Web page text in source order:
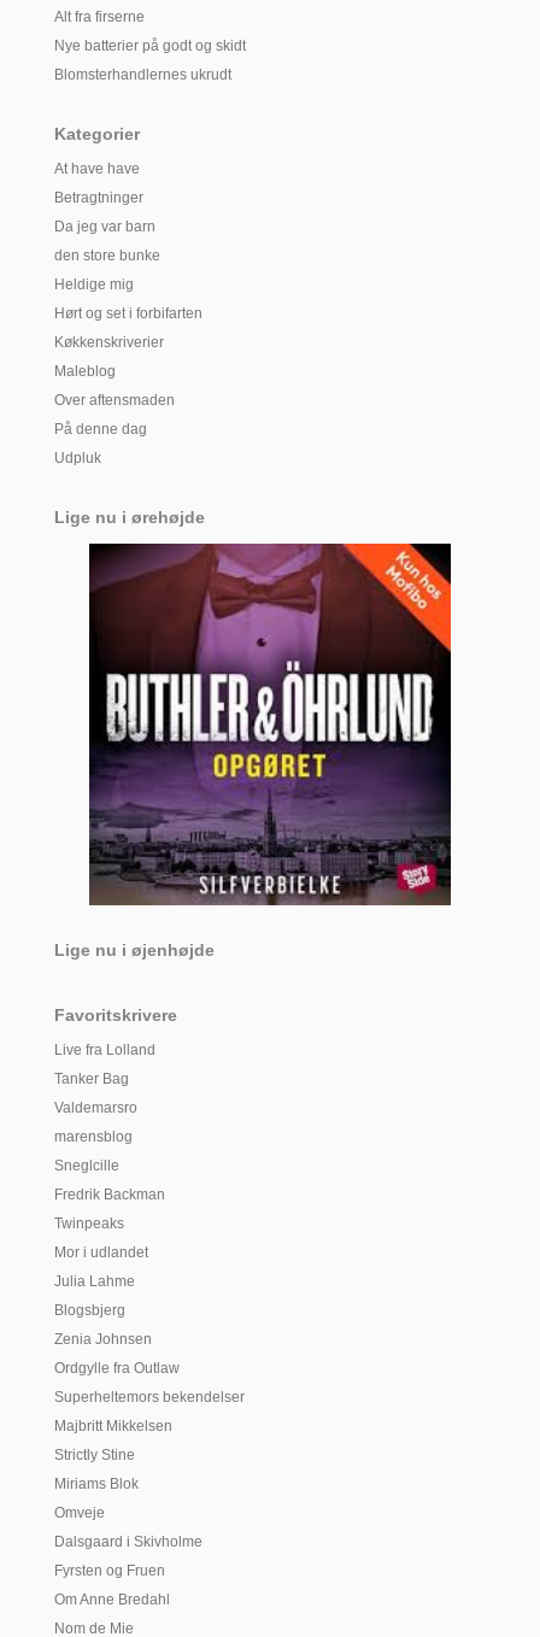
Alt fra firserne
Nye batterier på godt og skidt
Blomsterhandlernes ukrudt
Kategorier
At have have
Betragtninger
Da jeg var barn
den store bunke
Heldige mig
Hørt og set i forbifarten
Køkkenskriverier
Maleblog
Over aftensmaden
På denne dag
Udpluk
Lige nu i ørehøjde
Lige nu i øjenhøjde
Favoritskrivere
Live fra Lolland
Tanker Bag
Valdemarsro
marensblog
Sneglcille
Fredrik Backman
Twinpeaks
Mor i udlandet
Julia Lahme
Blogsbjerg
Zenia Johnsen
Ordgylle fra Outlaw
Superheltemors bekendelser
Majbritt Mikkelsen
Strictly Stine
Miriams Blok
Omveje
Dalsgaard i Skivholme
Fyrsten og Fruen
Om Anne Bredahl
Nom de Mie